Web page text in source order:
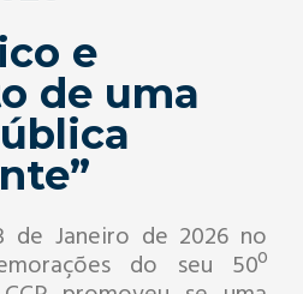
e
de uma
de Janeiro de 2026 no
do seu 50º